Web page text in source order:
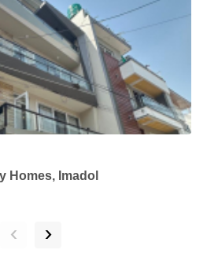
Homes, Imadol
‹ ›